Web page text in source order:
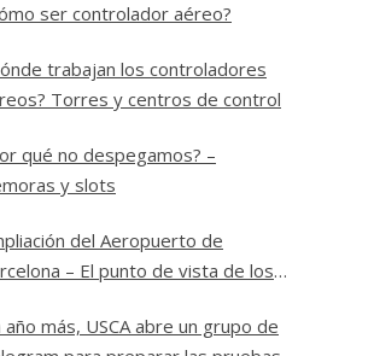
ser controlador aéreo?
trabajan los controladores
Torres y centros de control
qué no despegamos? –
y slots
del Aeropuerto de
– El punto de vista de los
año más, USCA abre un grupo de